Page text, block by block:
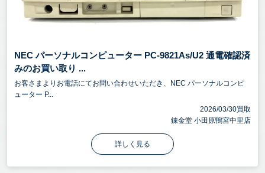
NEC パーソナルコンピューター PC-9821As/U2 通電確認済
みのお買い取り ...
お客さまよりお電話にてお問い合わせいただき、NEC パーソナルコンピ
ューター P...
2026/03/30買取
錬金堂 小田原鴨宮中里店
詳しく見る